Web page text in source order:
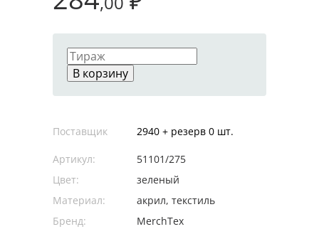
В корзину
Поставщик 2940 + резерв 0 шт.
Артикул:
51101/275
Цвет:
зеленый
Материал:
акрил, текстиль
Бренд:
MerchTex